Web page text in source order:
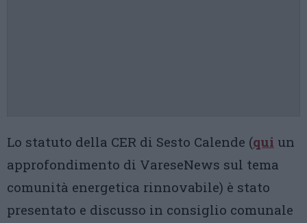
Lo statuto della CER di Sesto Calende (qui un
approfondimento di VareseNews sul tema
comunità energetica rinnovabile) è stato
presentato e discusso in consiglio comunale